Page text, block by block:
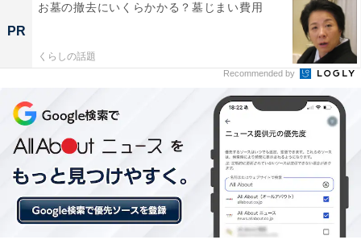
ややゆとりのあるサイズ感のため、1枚で着るのはもち
ろん、肌寒い季節の羽織りとしても重宝するディテール
※画像はイメージです
※店舗によって取り扱いのない場合があります
次ページ
ワークマン公式SNSが紹介する商
品も見る！
PR
お墓の撤去にいくらかかる？墓じまい費用
くらしの話題
Recommended by